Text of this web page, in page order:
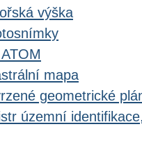
výška
mapa
geometrické
územní